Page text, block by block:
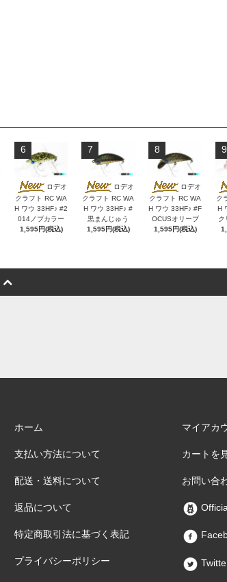
6
ロデオ
クラフト RC WA
H ワウ 33HF♪ #2
014ノブカラー
1,595円(税込)
7
ロデオ
クラフト RC WA
H ワウ 33HF♪ #
黒まんじゅう
1,595円(税込)
8
ロデオ
クラフト RC WA
H ワウ 33HF♪ #F
OCUSオリーブ
1,595円(税込)
9
ク
H
ク
ホーム
支払い方法について
配送・送料について
返品について
特定商取引法に基づく表記
プライバシーポリシー
マイアカ
カートを
お問い合